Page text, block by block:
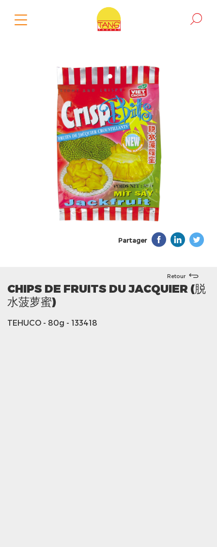
Partager
Retour
CHIPS DE FRUITS DU JACQUIER (脱
水菠萝蜜)
TEHUCO - 80g - 133418